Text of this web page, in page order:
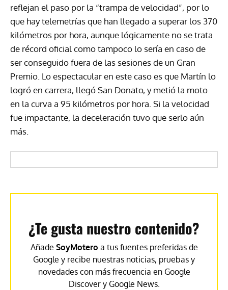
reflejan el paso por la “trampa de velocidad”, por lo
que hay telemetrías que han llegado a superar los 370
kilómetros por hora, aunque lógicamente no se trata
de récord oficial como tampoco lo sería en caso de
ser conseguido fuera de las sesiones de un Gran
Premio. Lo espectacular en este caso es que Martín lo
logró en carrera, llegó San Donato, y metió la moto
en la curva a 95 kilómetros por hora. Si la velocidad
fue impactante, la deceleración tuvo que serlo aún
más.
¿Te gusta nuestro contenido?
Añade SoyMotero a tus fuentes preferidas de
Google y recibe nuestras noticias, pruebas y
novedades con más frecuencia en Google
Discover y Google News.